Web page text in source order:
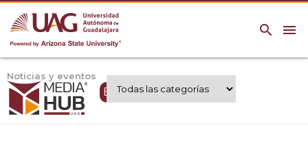
menu
search
Noticias y eventos
Expertos UAG